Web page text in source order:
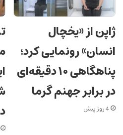
ژاپن از «یخچال
انسان» رونمایی کرد؛
پناهگاهی ۱۰ دقیقه‌ای
در برابر جهنم گرما
4 روز پیش